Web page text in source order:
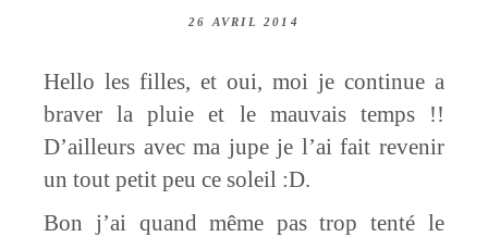
26 AVRIL 2014
Hello les filles, et oui, moi je continue a
braver la pluie et le mauvais temps !!
D’ailleurs avec ma jupe je l’ai fait revenir
un tout petit peu ce soleil :D.
Bon j’ai quand même pas trop tenté le